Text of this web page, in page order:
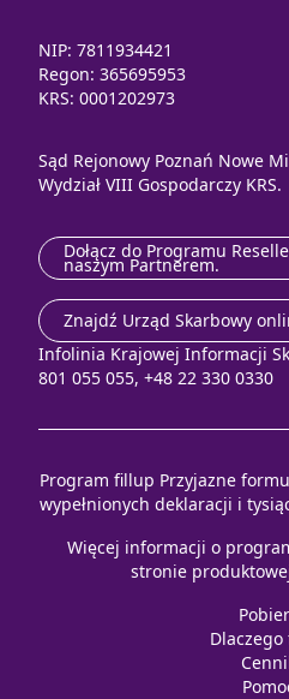
NIP: 7811934421
Regon: 365695953
KRS: 0001202973
Sąd Rejonowy Poznań Nowe
Wydział VIII Gospodarczy KRS.
Dołącz do Programu
naszym Partnerem.
Znajdź Urząd Skarbowy
Infolinia Krajowej Informacji
801 055 055, +48 22 330 0330
Program fillup Przyjazne
wypełnionych deklaracji i
Więcej informacji o
stronie